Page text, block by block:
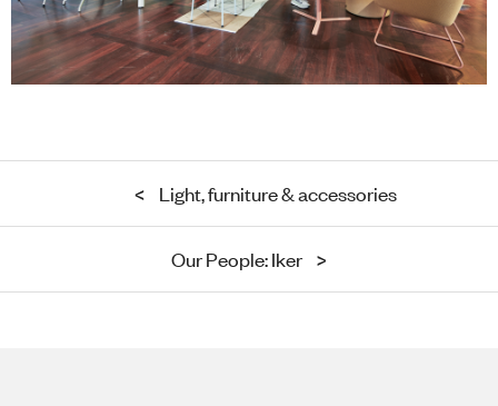
< Light, furniture & accessories
Our People: Iker >